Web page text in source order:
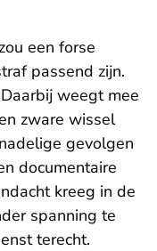
een forse
passend zijn.
weegt mee
zware wissel
gevolgen
documentaire
kreeg in de
spanning te
terecht.